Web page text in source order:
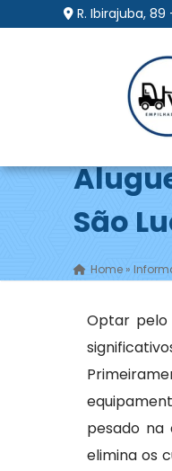
R. Ibirajuba,
São
Home »
Optar
pesado na
elimina os